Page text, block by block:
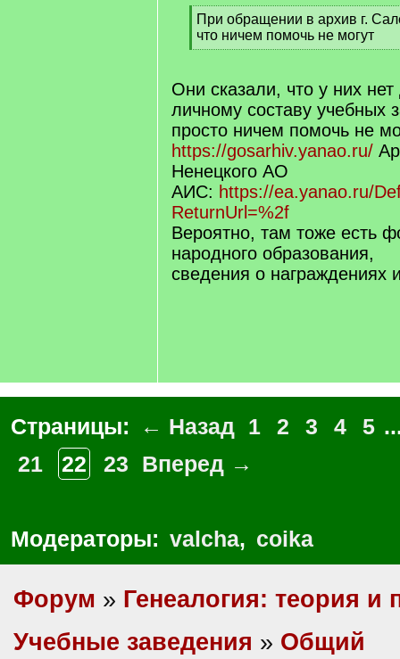
[
q
]
При обращении в архив г.
что ничем помочь не могут
[
q
]
Они сказали, что у них
личному составу учебных
просто ничем помочь не
https://gosarhiv.yanao.ru/
Ненецкого АО
АИС: https://ea.yanao.ru/
ReturnUrl=%2f
Вероятно, там тоже есть
народного образования,
сведения о награждениях
Страницы: ← Назад 1 2 3 4 5
21
22 23 Вперед →
Модераторы: valcha, coika
Форум » Генеалогия: теория и
Учебные заведения » Общий